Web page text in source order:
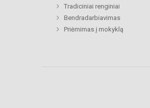
Tradiciniai renginiai
Bendradarbiavimas
Priėmimas į mokyklą